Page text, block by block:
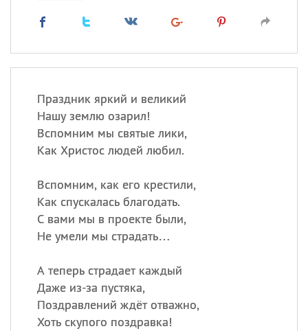
Праздник яркий и великий
Нашу землю озарил!
Вспомним мы святые лики,
Как Христос людей любил.
Вспомним, как его крестили,
Как спускалась благодать.
С вами мы в проекте были,
Не умели мы страдать…
А теперь страдает каждый
Даже из-за пустяка,
Поздравлений ждёт отважно,
Хоть скупого поздравка!